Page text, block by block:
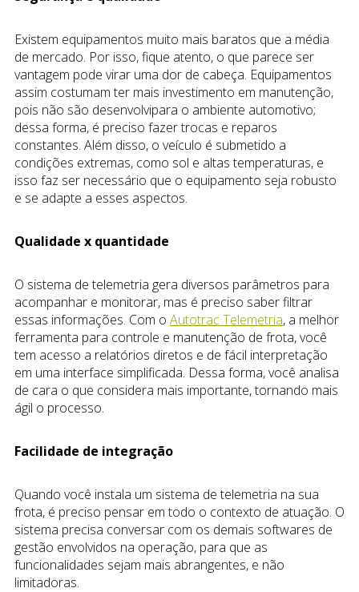
Existem equipamentos muito mais baratos que a média
de mercado. Por isso, fique atento, o que parece ser
vantagem pode virar uma dor de cabeça. Equipamentos
assim costumam ter mais investimento em manutenção,
pois não são desenvolvipara o ambiente automotivo;
dessa forma, é preciso fazer trocas e reparos
constantes. Além disso, o veículo é submetido a
condições extremas, como sol e altas temperaturas, e
isso faz ser necessário que o equipamento seja robusto
e se adapte a esses aspectos.
Qualidade x quantidade
O sistema de telemetria gera diversos parâmetros para
acompanhar e monitorar, mas é preciso saber filtrar
essas informações. Com o Autotrac Telemetria, a melhor
ferramenta para controle e manutenção de frota, você
tem acesso a relatórios diretos e de fácil interpretação
em uma interface simplificada. Dessa forma, você analisa
de cara o que considera mais importante, tornando mais
ágil o processo.
Facilidade de integração
Quando você instala um sistema de telemetria na sua
frota, é preciso pensar em todo o contexto de atuação. O
sistema precisa conversar com os demais softwares de
gestão envolvidos na operação, para que as
funcionalidades sejam mais abrangentes, e não
limitadoras.